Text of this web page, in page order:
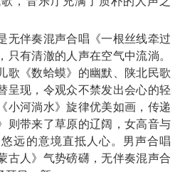
伴奏混声合唱《一根丝线牵过
只有清澈的人声在空气中流淌。
歌《数蛤蟆》的幽默、陕北民歌
呈现，令观众不禁发出会心的轻
小河淌水》旋律优美如画，传递
则带来了草原的辽阔，女高音与
远的意境直抵人心。男声合唱
古人》气势磅礴，无伴奏混声合